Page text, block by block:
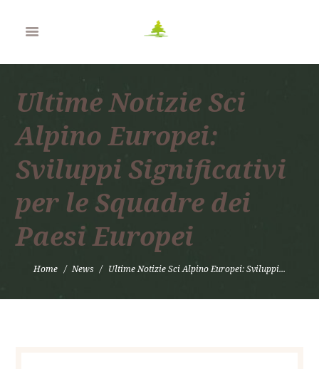
Ultime Notizie Sci
Alpino Europei:
Sviluppi Significativi
per le Squadre dei
Paesi Europei
Home News Ultime Notizie Sci Alpino Europei: Sviluppi...